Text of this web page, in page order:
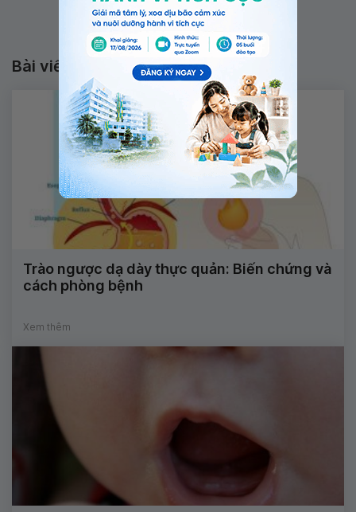
Bài viết liên quan
Trào ngược dạ dày thực quản: Biến chứng và
cách phòng bệnh
Xem thêm